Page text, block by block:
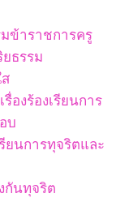
ข้าราชการครู
ธรรม
องร้องเรียนการ
บ
ยนการทุจริตและ
กันทุจริต